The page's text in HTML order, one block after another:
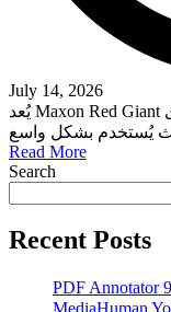
July 14, 2026
يُعد Maxon Red Giant من أقوى البرامج المخصصة لصانعي المحتوى
Read More
Search
Recent Posts